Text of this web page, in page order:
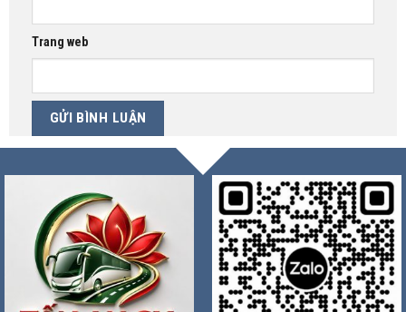
Trang web